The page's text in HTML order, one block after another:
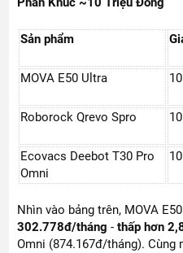
Sản phẩm
MOVA E50 Ultra
Roborock Qrevo Spro
Ecovacs Deebot T30 Pro
Omni
Nhìn vào bảng trên, MOVA
302.778đ/tháng -thấp hơn
Omni (874.167đ/tháng). Cùng